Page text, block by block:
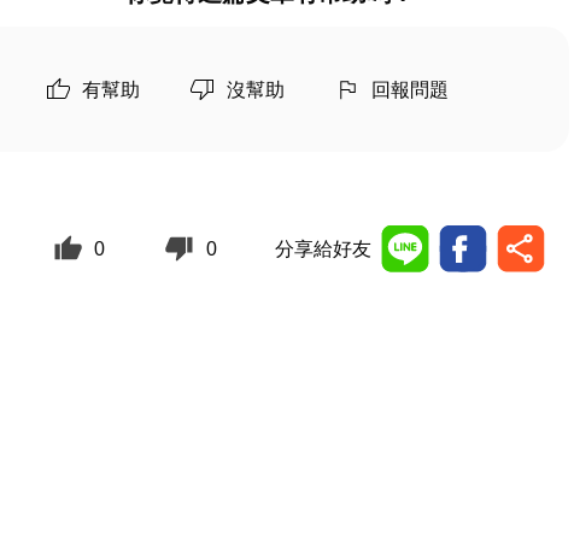
有幫助 沒幫助 回報問題
0 0 分享給好友